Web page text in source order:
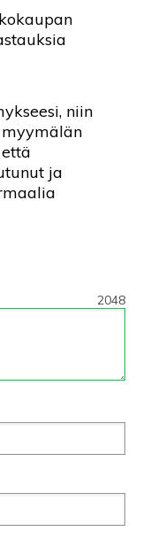
niin
ja
2048